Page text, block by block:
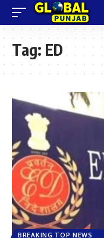
Tag: ED
BREAKING TOP NEWS